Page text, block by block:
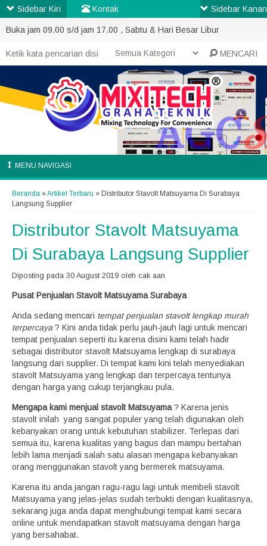
Buka jam 09.00 s/d jam 17.00 , Sabtu & Hari Besar Libur
MENCARI
MENU NAVIGASI
Beranda »Artikel Terbaru » Distributor Stavolt Matsuyama Di Surabaya
Langsung Supplier
Distributor Stavolt Matsuyama
Di Surabaya Langsung Supplier
Diposting pada 30 August 2019 oleh cak aan
Pusat Penjualan Stavolt Matsuyama Surabaya
Anda sedang mencari tempat penjualan stavolt lengkap murah
terpercaya ? Kini anda tidak perlu jauh-jauh lagi untuk mencari
tempat penjualan seperti itu karena disini kami telah hadir
sebagai distributor stavolt Matsuyama lengkap di surabaya
langsung dari supplier. Di tempat kami kini telah menyediakan
stavolt Matsuyama yang lengkap dan terpercaya tentunya
dengan harga yang cukup terjangkau pula.
Mengapa kami menjual stavolt Matsuyama? Karena jenis
stavolt inilah yang sangat populer yang telah digunakan oleh
kebanyakan orang untuk kebutuhan stabilizer. Terlepas dari
semua itu, karena kualitas yang bagus dan mampu bertahan
lebih lama menjadi salah satu alasan mengapa kebanyakan
orang menggunakan stavolt yang bermerek matsuyama.
Karena itu anda jangan ragu-ragu lagi untuk membeli stavolt
Matsuyama yang jelas-jelas sudah terbukti dengan kualitasnya,
sekarang juga anda dapat menghubungi tempat kami secara
online untuk mendapatkan stavolt matsuyama dengan harga
yang bersahabat.
Sidebar Kiri Kontak Sidebar Kanan